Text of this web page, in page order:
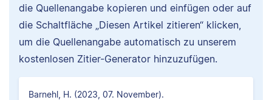
die Quellenangabe kopieren und einfügen oder auf
die Schaltfläche „Diesen Artikel zitieren“ klicken,
um die Quellenangabe automatisch zu unserem
kostenlosen Zitier-Generator hinzuzufügen.
Barnehl, H. (2023, 07. November).